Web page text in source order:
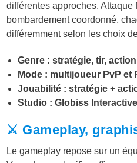
différentes approches. Attaque
bombardement coordonné,
différemment selon les choix
Genre : stratégie, tir,
Mode : multijoueur PvP et
Jouabilité : stratégie +
Studio : Globiss
⚔️ Gameplay,
Le gameplay repose sur un